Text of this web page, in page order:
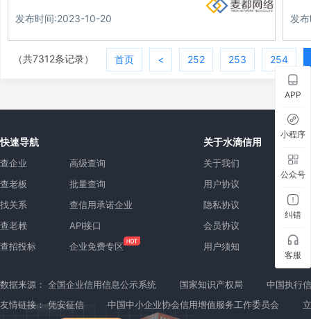
发布时间:2023-10-20 发
（共7312条记录） 首页 < 252 253 254
快速导航
查企业
查老板
找关系
查老赖
查招投标
高级查询
批量查询
查信用承诺企业
API接口
企业免费专区
关于水滴信用
关于我们
用户协议
隐私协议
会员协议
用户须知
数据来源： 全国企业信用信息公示系统 国家知识产权局
中国执行
友情链接： 凭安征信 中国中小企业协会信用增值服务工作委员会
APP
小程序
公众号
纠错
客服